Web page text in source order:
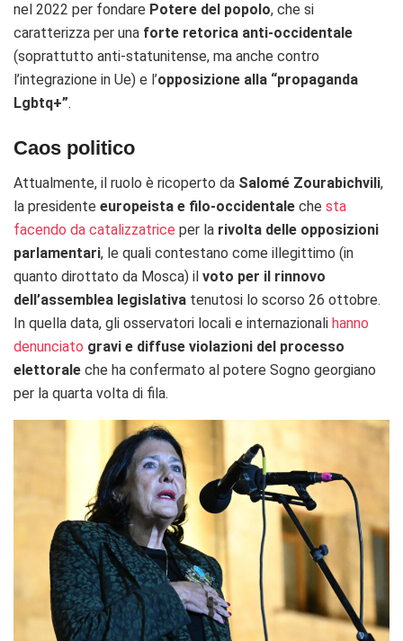
nel 2022 per fondare Potere del popolo, che si
caratterizza per una forte retorica anti-occidentale
(soprattutto anti-statunitense, ma anche contro
l’integrazione in Ue) e l’opposizione alla “propaganda
Lgbtq+”.
Caos politico
Attualmente, il ruolo è ricoperto da Salomé Zourabichvili,
la presidente europeista e filo-occidentale che sta
facendo da catalizzatrice per la rivolta delle opposizioni
parlamentari, le quali contestano come illegittimo (in
quanto dirottato da Mosca) il voto per il rinnovo
dell’assemblea legislativa tenutosi lo scorso 26 ottobre.
In quella data, gli osservatori locali e internazionali hanno
denunciato gravi e diffuse violazioni del processo
elettorale che ha confermato al potere Sogno georgiano
per la quarta volta di fila.